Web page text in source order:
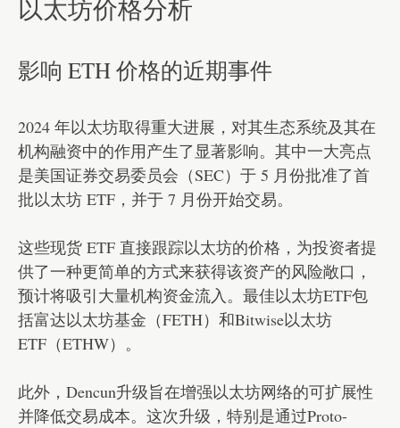
以太坊价格分析
影响 ETH 价格的近期事件
2024 年以太坊取得重大进展，对其生态系统及其在
机构融资中的作用产生了显著影响。其中一大亮点
是美国证券交易委员会（SEC）于 5 月份批准了首
批以太坊 ETF，并于 7 月份开始交易。
这些现货 ETF 直接跟踪以太坊的价格，为投资者提
供了一种更简单的方式来获得该资产的风险敞口，
预计将吸引大量机构资金流入。最佳以太坊ETF包
括富达以太坊基金（FETH）和Bitwise以太坊
ETF（ETHW）。
此外，Dencun升级旨在增强以太坊网络的可扩展性
并降低交易成本。这次升级，特别是通过Proto-